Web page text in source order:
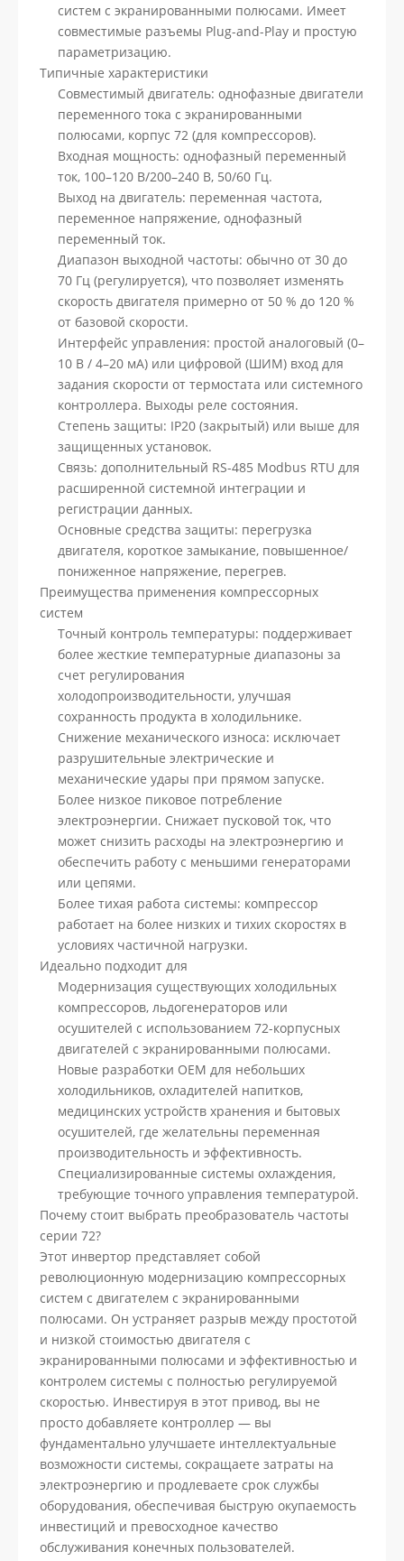
систем с экранированными полюсами. Имеет
совместимые разъемы Plug-and-Play и простую
параметризацию.
Типичные характеристики
Совместимый двигатель: однофазные двигатели
переменного тока с экранированными
полюсами, корпус 72 (для компрессоров).
Входная мощность: однофазный переменный
ток, 100–120 В/200–240 В, 50/60 Гц.
Выход на двигатель: переменная частота,
переменное напряжение, однофазный
переменный ток.
Диапазон выходной частоты: обычно от 30 до
70 Гц (регулируется), что позволяет изменять
скорость двигателя примерно от 50 % до 120 %
от базовой скорости.
Интерфейс управления: простой аналоговый (0–
10 В / 4–20 мА) или цифровой (ШИМ) вход для
задания скорости от термостата или системного
контроллера. Выходы реле состояния.
Степень защиты: IP20 (закрытый) или выше для
защищенных установок.
Связь: дополнительный RS-485 Modbus RTU для
расширенной системной интеграции и
регистрации данных.
Основные средства защиты: перегрузка
двигателя, короткое замыкание, повышенное/
пониженное напряжение, перегрев.
Преимущества применения компрессорных
систем
Точный контроль температуры: поддерживает
более жесткие температурные диапазоны за
счет регулирования
холодопроизводительности, улучшая
сохранность продукта в холодильнике.
Снижение механического износа: исключает
разрушительные электрические и
механические удары при прямом запуске.
Более низкое пиковое потребление
электроэнергии. Снижает пусковой ток, что
может снизить расходы на электроэнергию и
обеспечить работу с меньшими генераторами
или цепями.
Более тихая работа системы: компрессор
работает на более низких и тихих скоростях в
условиях частичной нагрузки.
Идеально подходит для
Модернизация существующих холодильных
компрессоров, льдогенераторов или
осушителей с использованием 72-корпусных
двигателей с экранированными полюсами.
Новые разработки OEM для небольших
холодильников, охладителей напитков,
медицинских устройств хранения и бытовых
осушителей, где желательны переменная
производительность и эффективность.
Специализированные системы охлаждения,
требующие точного управления температурой.
Почему стоит выбрать преобразователь частоты
серии 72?
Этот инвертор представляет собой
революционную модернизацию компрессорных
систем с двигателем с экранированными
полюсами. Он устраняет разрыв между простотой
и низкой стоимостью двигателя с
экранированными полюсами и эффективностью и
контролем системы с полностью регулируемой
скоростью. Инвестируя в этот привод, вы не
просто добавляете контроллер — вы
фундаментально улучшаете интеллектуальные
возможности системы, сокращаете затраты на
электроэнергию и продлеваете срок службы
оборудования, обеспечивая быструю окупаемость
инвестиций и превосходное качество
обслуживания конечных пользователей.